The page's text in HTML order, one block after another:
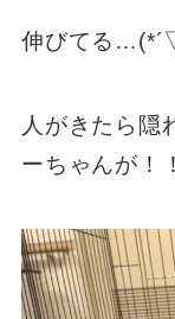
伸びてる
人がきたら隠
ーちゃんが！